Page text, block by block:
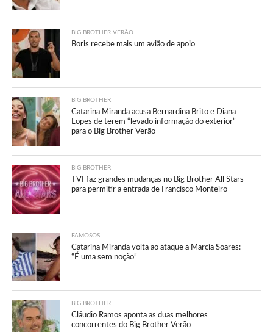
BIG BROTHER VERÃO
Boris recebe mais um avião de apoio
BIG BROTHER
Catarina Miranda acusa Bernardina Brito e Diana
Lopes de terem “levado informação do exterior”
para o Big Brother Verão
BIG BROTHER
TVI faz grandes mudanças no Big Brother All Stars
para permitir a entrada de Francisco Monteiro
FAMOSOS
Catarina Miranda volta ao ataque a Marcia Soares:
“É uma sem noção”
BIG BROTHER
Cláudio Ramos aponta as duas melhores
concorrentes do Big Brother Verão